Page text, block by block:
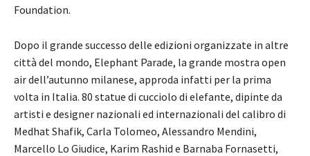
Foundation.
Dopo il grande successo delle edizioni organizzate in altre
città del mondo, Elephant Parade, la grande mostra open
air dell’autunno milanese, approda infatti per la prima
volta in Italia. 80 statue di cucciolo di elefante, dipinte da
artisti e designer nazionali ed internazionali del calibro di
Medhat Shafik, Carla Tolomeo, Alessandro Mendini,
Marcello Lo Giudice, Karim Rashid e Barnaba Fornasetti,